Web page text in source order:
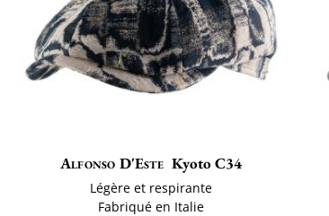
Alfonso D'Este Kyoto C34
Légère et respirante
Fabriqué en Italie